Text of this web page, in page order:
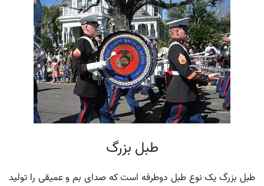
طبل بزرگ
طبل بزرگ یک نوع طبل دوطرفه است که صدای بم و عمیقی را تولید